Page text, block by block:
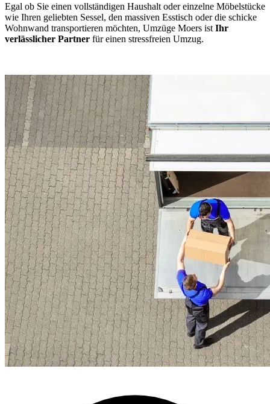
Egal ob Sie einen vollständigen Haushalt oder einzelne Möbelstücke
wie Ihren geliebten Sessel, den massiven Esstisch oder die schicke
Wohnwand transportieren möchten, Umzüge Moers ist Ihr
verlässlicher Partner für einen stressfreien Umzug.